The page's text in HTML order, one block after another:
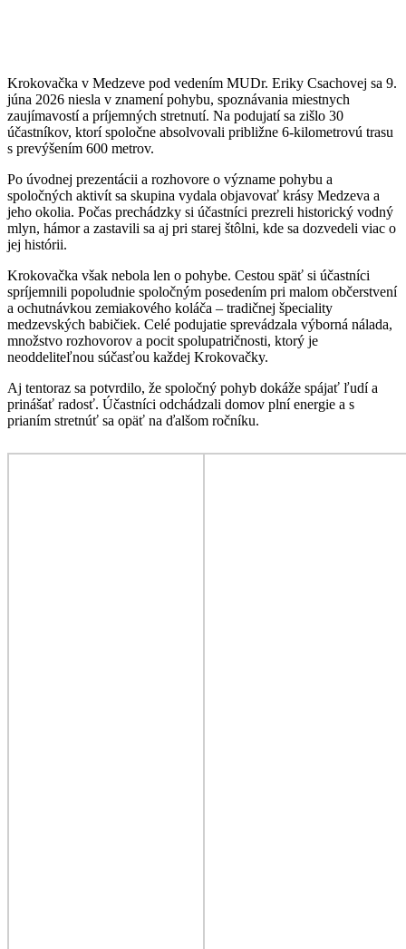
Krokovačka v Medzeve pod vedením MUDr. Eriky Csachovej sa 9.
júna 2026 niesla v znamení pohybu, spoznávania miestnych
zaujímavostí a príjemných stretnutí. Na podujatí sa zišlo 30
účastníkov, ktorí spoločne absolvovali približne 6-kilometrovú trasu
s prevýšením 600 metrov.
Po úvodnej prezentácii a rozhovore o význame pohybu a
spoločných aktivít sa skupina vydala objavovať krásy Medzeva a
jeho okolia. Počas prechádzky si účastníci prezreli historický vodný
mlyn, hámor a zastavili sa aj pri starej štôlni, kde sa dozvedeli viac o
jej histórii.
Krokovačka však nebola len o pohybe. Cestou späť si účastníci
spríjemnili popoludnie spoločným posedením pri malom občerstvení
a ochutnávkou zemiakového koláča – tradičnej špeciality
medzevských babičiek. Celé podujatie sprevádzala výborná nálada,
množstvo rozhovorov a pocit spolupatričnosti, ktorý je
neoddeliteľnou súčasťou každej Krokovačky.
Aj tentoraz sa potvrdilo, že spoločný pohyb dokáže spájať ľudí a
prinášať radosť. Účastníci odchádzali domov plní energie a s
prianím stretnúť sa opäť na ďalšom ročníku.